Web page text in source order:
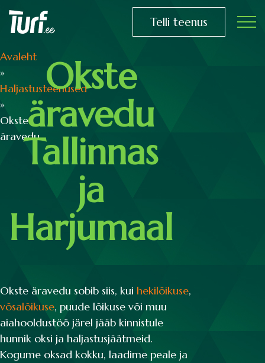
Telli teenus
Avaleht
»
Haljastusteenused
»
Okste
äravedu
Okste
äravedu
Tallinnas
ja
Harjumaal
Okste äravedu sobib siis, kui hekilõikuse,
võsalõikuse, puude lõikuse või muu
aiahooldustöö järel jääb kinnistule
hunnik oksi ja haljastusjäätmeid.
Kogume oksad kokku, laadime peale ja